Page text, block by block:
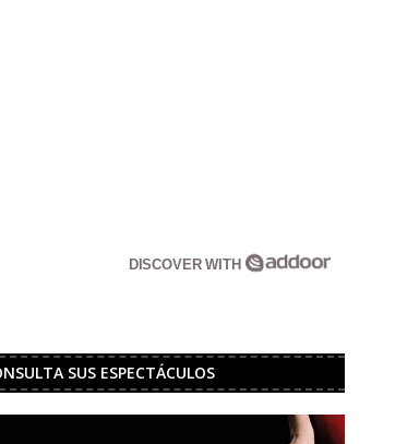
DISCOVER WITH
SUS ESPECTÁCULOS